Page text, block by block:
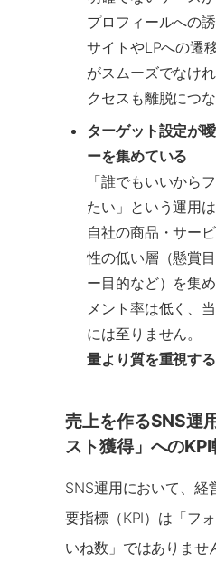
プロフィールへの
サイトやLPへの遷
がスムーズでなけ
クセスも離脱につな
ターゲット設定が
ーを集めている
「誰でもいいから
たい」という運用は
自社の商品・サー
性の低い層（懸賞
ー目的など）を集
メント率は低く、
には至りません。
量より質を重視する
売上を作るSNS運
スト獲得」への
SNS運用において、経
要指標（KPI）は「フ
いね数」ではありませ